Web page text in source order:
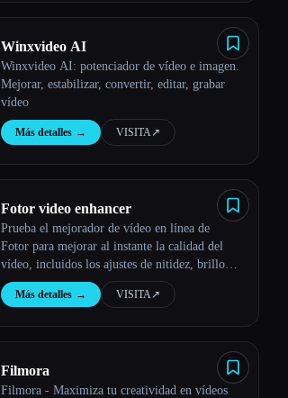
Winxvideo AI
Winxvideo AI: potenciador de vídeo e imagen.
Mejorar, estabilizar, convertir, editar, grabar
vídeo
Más detalles → VISITA↗︎
Fotor video enhancer
Prueba el mejorador de vídeo en línea de
Fotor para mejorar al instante la calidad del
vídeo, incluidos los ajustes de nitidez, brillo,
etc. para que los vídeos sean más nítidos. No
se requieren conocimientos ni instalación.
Más detalles → VISITA↗︎
Filmora
Filmora - Maximiza tu creatividad en vídeos